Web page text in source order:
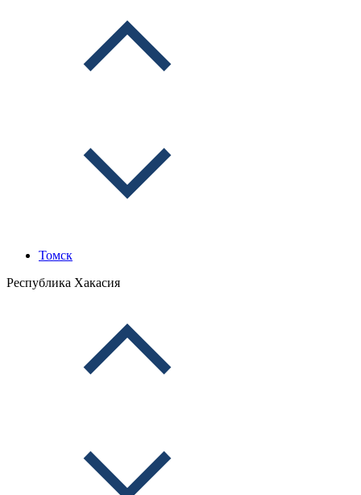
Томск
Республика Хакасия